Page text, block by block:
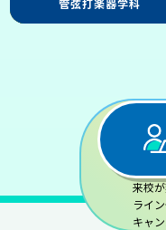
ヴォーカル学科
アレンジ・作曲学科
パフォーミングアーツ学科
パフォーミングアーツ学科
エンタテインメントHR学科
管弦打楽器学科
来校
ライ
キャ